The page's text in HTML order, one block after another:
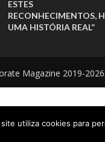
ESTES
RECONHECIMENTOS,
UMA HISTÓRIA REAL”
Magazine 2019-
site utiliza cookies para